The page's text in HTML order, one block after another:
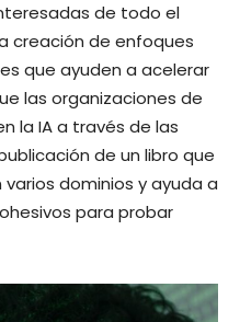
de todo el
creación de enfoques
que ayuden a acelerar
las organizaciones de
la IA a través de las
de un libro que
dominios y ayuda a
para probar